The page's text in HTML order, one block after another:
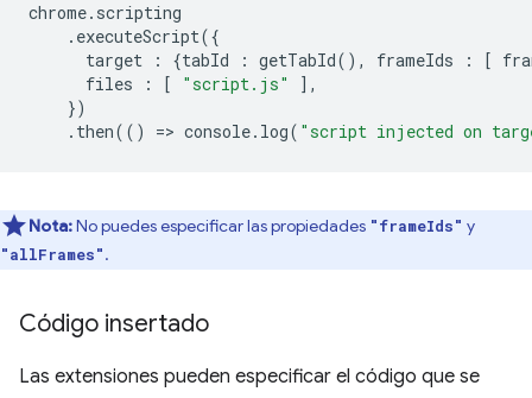
chrome. scripting
. executeScript({
target
: {tabId : getTabId(), frameIds : [
files
: [ "script.js"
],
})
. then(() => console. log( "script injected on
Nota:No puedes especificar las propiedades "frameIds" y
"allFrames".
Código insertado
Las extensiones pueden especificar el código que se